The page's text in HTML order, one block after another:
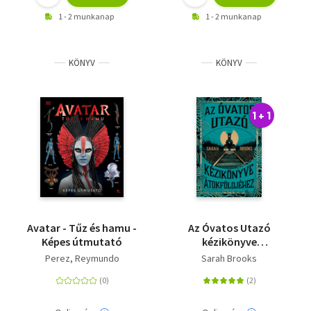
1 - 2 munkanap 1 - 2 munkanap
KÖNYV
Avatar - Tűz és hamu -
Képes útmutató
Perez, Reymundo
KÖNYV
1 + 1
Az Óvatos Utazó
kézikönyve
Átokföldjéhez
Sarah Brooks